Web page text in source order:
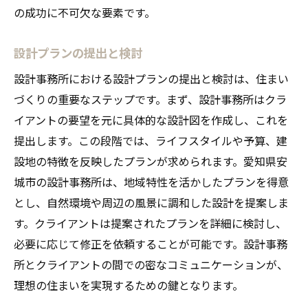
の成功に不可欠な要素です。
設計プランの提出と検討
設計事務所における設計プランの提出と検討は、住まい
づくりの重要なステップです。まず、設計事務所はクラ
イアントの要望を元に具体的な設計図を作成し、これを
提出します。この段階では、ライフスタイルや予算、建
設地の特徴を反映したプランが求められます。愛知県安
城市の設計事務所は、地域特性を活かしたプランを得意
とし、自然環境や周辺の風景に調和した設計を提案しま
す。クライアントは提案されたプランを詳細に検討し、
必要に応じて修正を依頼することが可能です。設計事務
所とクライアントの間での密なコミュニケーションが、
理想の住まいを実現するための鍵となります。